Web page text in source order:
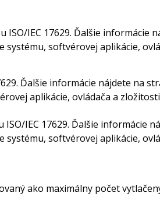
ISO/IEC 17629. Ďalšie informácie
systému, softvérovej aplikácie,
Ďalšie informácie nájdete na
aplikácie, ovládača a
IEC 17629. Ďalšie informácie
systému, softvérovej aplikácie,
ako maximálny počet